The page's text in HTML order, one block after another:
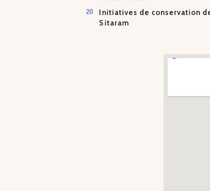
Initiatives de conservation
Sitaram